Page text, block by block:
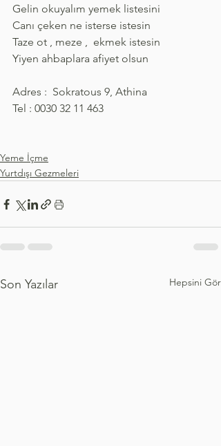
Gelin okuyalım yemek listesini
Canı çeken ne isterse istesin
Taze ot , meze ,  ekmek istesin
Yiyen ahbaplara afiyet olsun
Adres :  Sokratous 9, Athina
Tel : 0030 32 11 463
Yeme İçme
Yurtdışı Gezmeleri
Son Yazılar Hepsini Gör